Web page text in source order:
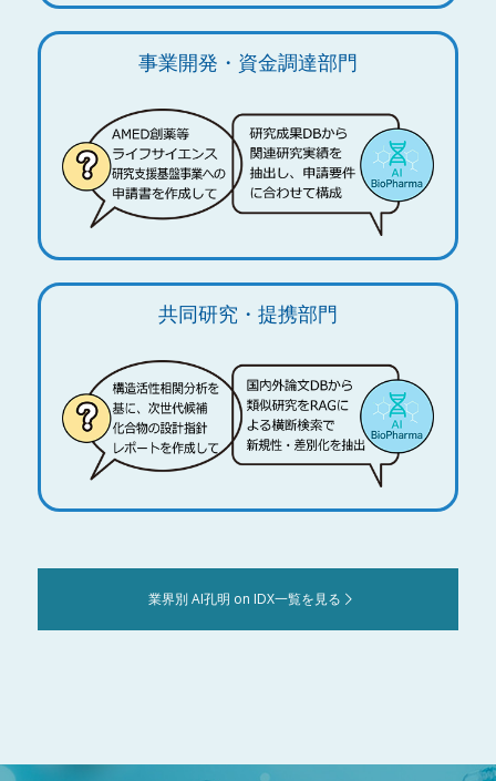
事業開発・資金調達部門
共同研究・提携部門
業界別 AI孔明 on IDX一覧を見る